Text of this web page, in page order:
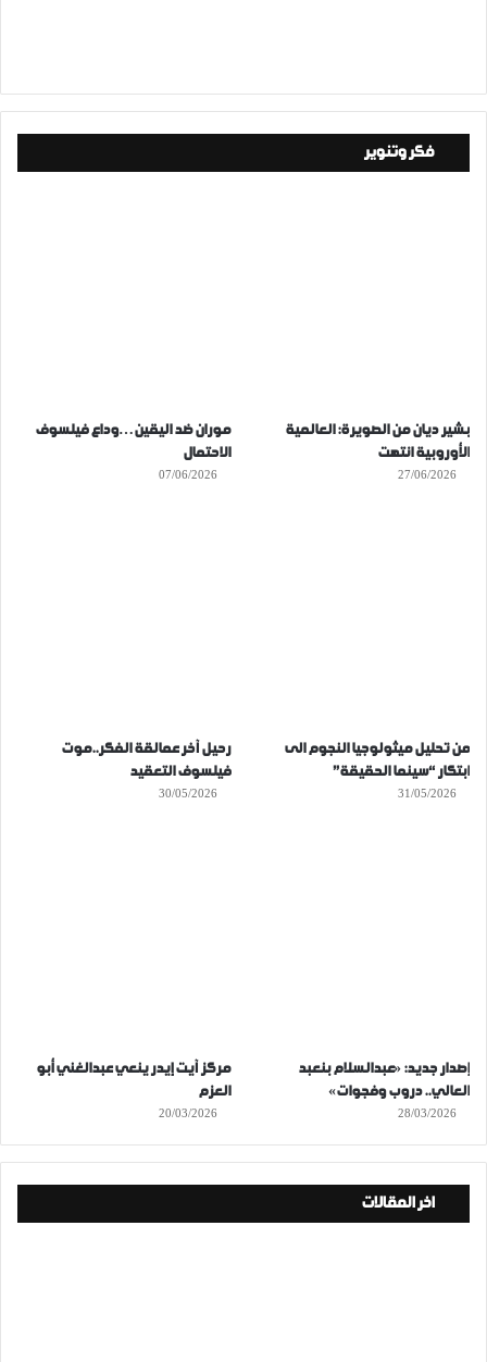
فكر وتنوير
بشير ديان من الصويرة: العالمية
الأوروبية انتهت
27/06/2026
موران ضد اليقين…وداع فيلسوف
الاحتمال
07/06/2026
من تحليل ميثولوجيا النجوم الى
ابتكار “سينما الحقيقة”
31/05/2026
رحيل آخر عمالقة الفكر..موت
فيلسوف التعقيد
30/05/2026
إصدار جديد: «عبدالسلام بنعبد
العالي.. دروب وفجوات»
28/03/2026
مركز آيت إيدر ينعي عبدالغني أبو
العزم
20/03/2026
اخر المقالات